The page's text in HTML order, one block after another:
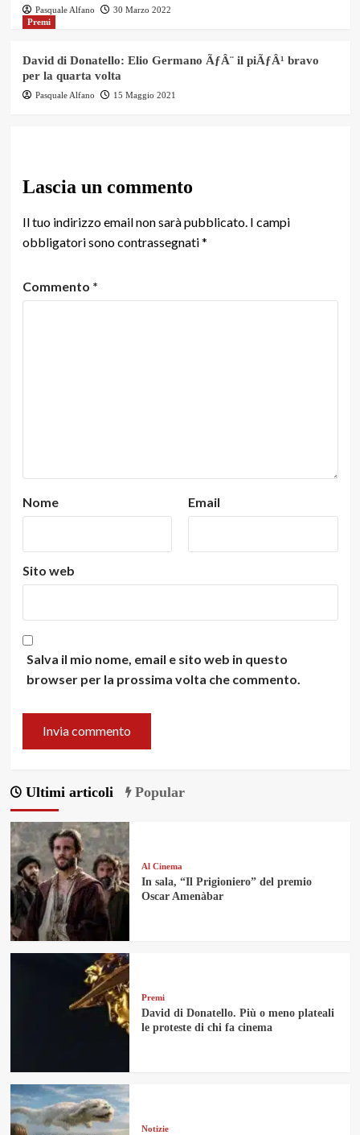
Pasquale Alfano
30 Marzo 2022
Premi
David di Donatello: Elio Germano ÃƒÂ¨ il piÃƒÂ¹ bravo
per la quarta volta
Pasquale Alfano 15 Maggio 2021
Lascia un commento
Il tuo indirizzo email non sarà pubblicato. I campi
obbligatori sono contrassegnati*
Commento *
Nome Email
Sito web
Salva il mio nome, email e sito web in questo
browser per la prossima volta che commento.
Ultimi articoli Popular
Al Cinema
In sala, “Il Prigioniero” del premio
Oscar Amenàbar
Premi
David di Donatello. Più o meno plateali
le proteste di chi fa cinema
Notizie